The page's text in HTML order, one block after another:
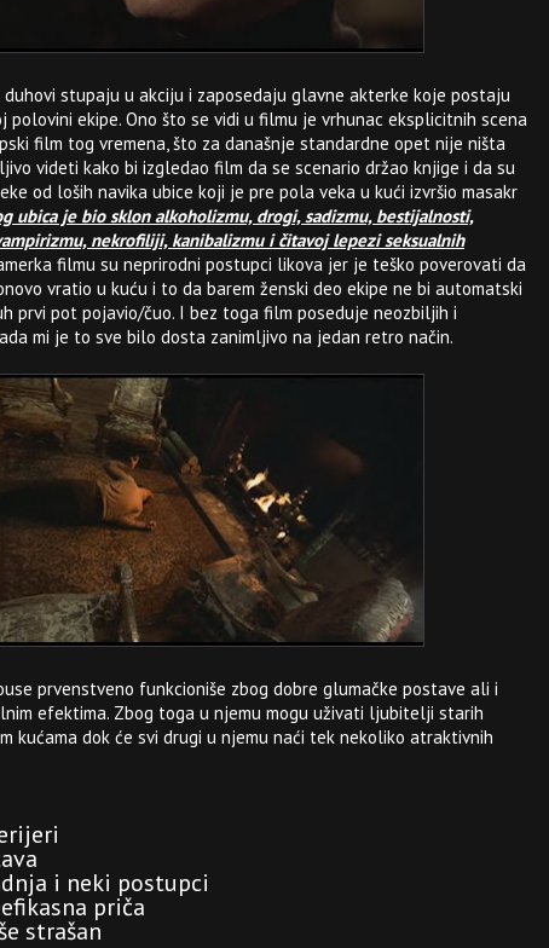
duhovi stupaju u akciju i zaposedaju glavne akterke koje postaju
polovini ekipe. Ono što se vidi u filmu je vrhunac eksplicitnih scena
film tog vremena, što za današnje standardne opet nije ništa
videti kako bi izgledao film da se scenario držao knjige i da su
od loših navika ubice koji je pre pola veka u kući izvršio masakr
ubica je bio sklon alkoholizmu, drogi, sadizmu, bestijalnosti,
nekrofiliji, kanibalizmu i čitavoj lepezi seksualnih
filmu su neprirodni postupci likova jer je teško poverovati da
vratio u kuću i to da barem ženski deo ekipe ne bi automatski
prvi pot pojavio/čuo. I bez toga film poseduje neozbiljih i
mi je to sve bilo dosta zanimljivo na jedan retro način.
prvenstveno funkcioniše zbog dobre glumačke postave ali i
efektima. Zbog toga u njemu mogu uživati ljubitelji starih
kućama dok će svi drugi u njemu naći tek nekoliko atraktivnih
i neki postupci
priča
strašan